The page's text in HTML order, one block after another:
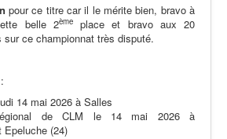
pour ce titre car il le mérite bien, bravo à
belle 2èmeplace et bravo aux 20
sur ce championnat très disputé.
14 mai 2026 à Salles
régional de CLM le 14 mai 2026 à
Epeluche (24)